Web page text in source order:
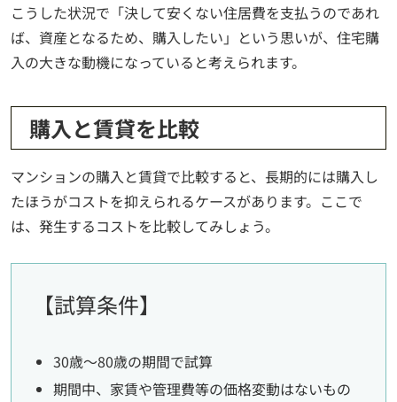
こうした状況で「決して安くない住居費を支払うのであれ
ば、資産となるため、購入したい」という思いが、住宅購
入の大きな動機になっていると考えられます。
購入と賃貸を比較
マンションの購入と賃貸で比較すると、長期的には購入し
たほうがコストを抑えられるケースがあります。ここで
は、発生するコストを比較してみしょう。
【試算条件】
30歳～80歳の期間で試算
期間中、家賃や管理費等の価格変動はないもの